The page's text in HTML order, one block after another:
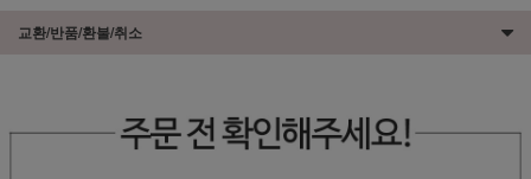
교환/반품/환불/취소